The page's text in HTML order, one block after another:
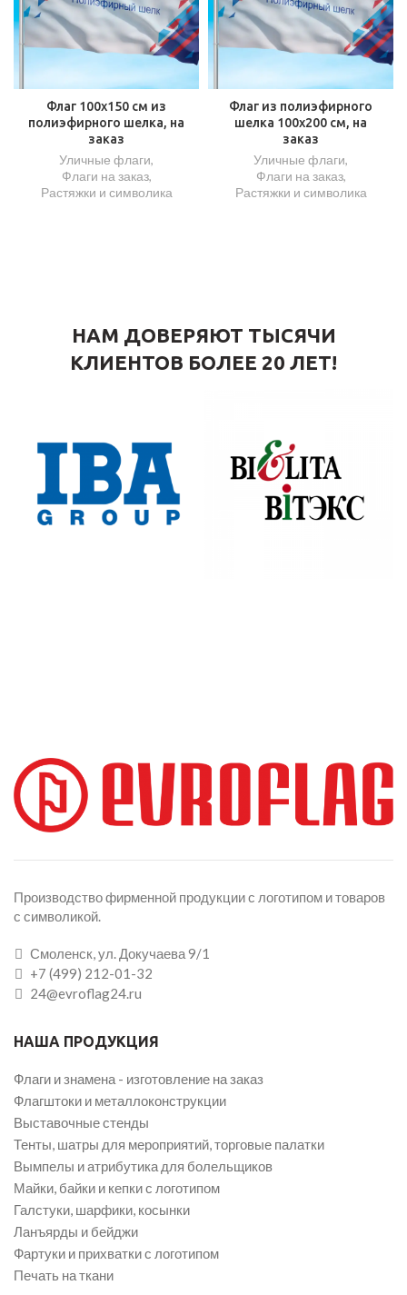
Флаг 100х150 см из
полиэфирного шелка, на
заказ
Уличные флаги,
Флаги на заказ,
Растяжки и символика
Флаг из полиэфирного
шелка 100х200 см, на
заказ
Уличные флаги,
Флаги на заказ,
Растяжки и символика
НАМ ДОВЕРЯЮТ ТЫСЯЧИ
КЛИЕНТОВ БОЛЕЕ 20 ЛЕТ!
Производство фирменной продукции с логотипом и товаров
с символикой.
Смоленск, ул. Докучаева 9/1
+7 (499) 212-01-32
24@evroflag24.ru
НАША ПРОДУКЦИЯ
Флаги и знамена - изготовление на заказ
Флагштоки и металлоконструкции
Выставочные стенды
Тенты, шатры для мероприятий, торговые палатки
Вымпелы и атрибутика для болельщиков
Майки, байки и кепки с логотипом
Галстуки, шарфики, косынки
Ланъярды и бейджи
Фартуки и прихватки с логотипом
Печать на ткани